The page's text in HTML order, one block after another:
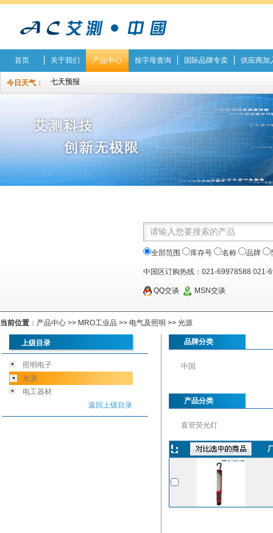
首页 关于我们 产品中心 按字母查询 国际品牌专卖 供应商加
今日天气：
全部范围 库存号 名称 品牌
中国区订购热线：021-69978588 021-
QQ交谈 MSN交谈
当前位置 ： 产品中心 >> MRO工业品 >> 电气及照明 >> 光源
上级目录
照明电子
光源
电工器材
返回上级目录
品牌分类
中国
产品分类
直管荧光灯